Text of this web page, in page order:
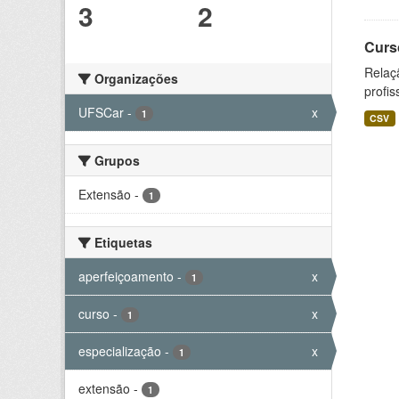
3 2
Organizações
UFSCar - 1 x
Grupos
Extensão - 1
Etiquetas
aperfeiçoamento - 1 x
curso - 1 x
especialização - 1 x
extensão - 1
CSV